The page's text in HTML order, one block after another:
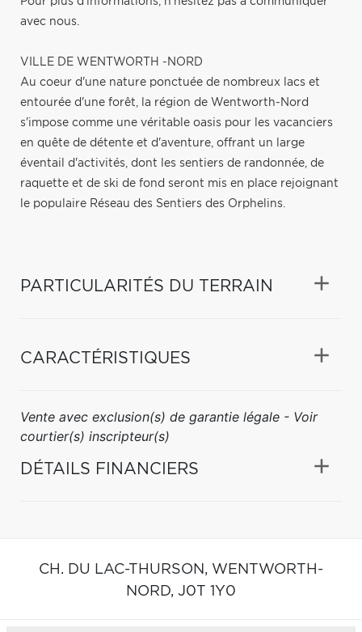
avec nous.
VILLE DE WENTWORTH -NORD
Au coeur d'une nature ponctuée de nombreux lacs et
entourée d'une forêt, la région de Wentworth-Nord
s'impose comme une véritable oasis pour les vacanciers
en quête de détente et d'aventure, offrant un large
éventail d'activités, dont les sentiers de randonnée, de
raquette et de ski de fond seront mis en place rejoignant
le populaire Réseau des Sentiers des Orphelins.
PARTICULARITÉS DU TERRAIN
CARACTÉRISTIQUES
Vente avec exclusion(s) de garantie légale - Voir
courtier(s) inscripteur(s)
DÉTAILS FINANCIERS
CH. DU LAC-THURSON, WENTWORTH-
NORD, J0T 1Y0